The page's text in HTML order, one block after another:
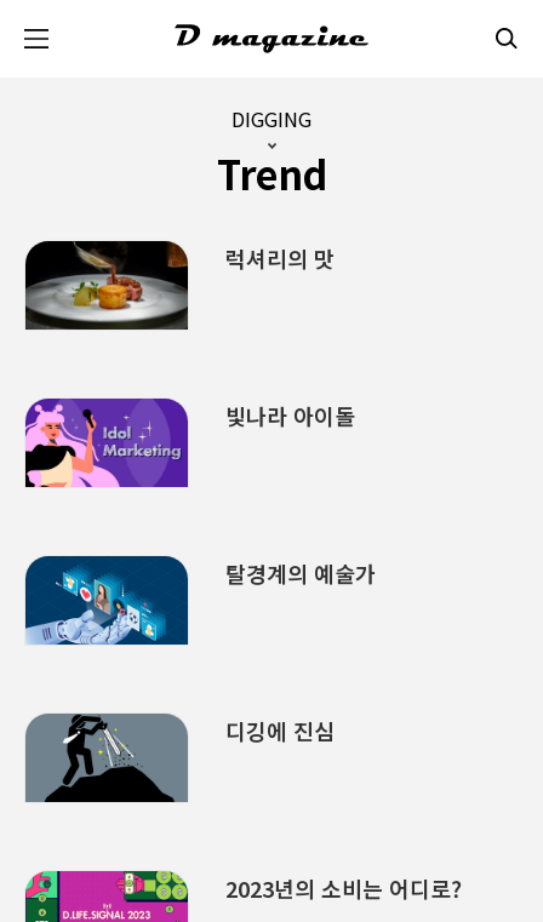
DIGGING
Trend
럭셔리의 맛
빛나라 아이돌
탈경계의 예술가
디깅에 진심
2023년의 소비는 어디로?